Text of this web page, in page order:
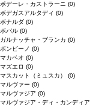
ポデーレ・カストラーニ (0)
ボデガスアルタディ (0)
ボナルダ (0)
ボバル (0)
ガルナッチャ・ブランカ (0)
ボンビーノ (0)
マカベオ (0)
マズエロ (0)
マスカット（ミュスカ） (0)
マルヴァー (0)
マルヴァジア (0)
マルヴァジア・ディ・カンディア